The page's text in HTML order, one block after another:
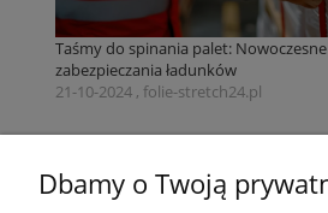
Taśmy do spinania palet:
zabezpieczania ładunków
21-10-2024 , folie-stretch24.pl
Pomoc
Dbamy o Twoją